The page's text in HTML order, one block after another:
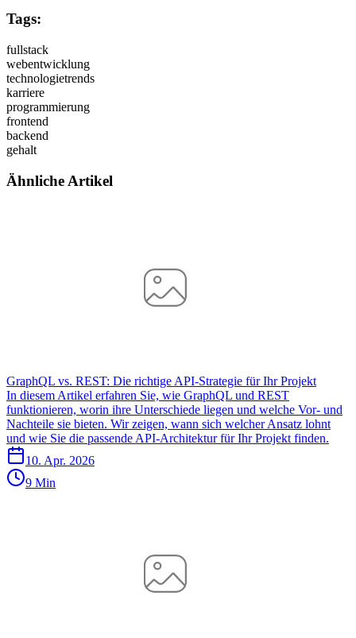
Tags:
fullstack
webentwicklung
technologietrends
karriere
programmierung
frontend
backend
gehalt
Ähnliche Artikel
GraphQL vs. REST: Die richtige API-Strategie für Ihr Projekt
In diesem Artikel erfahren Sie, wie GraphQL und REST
funktionieren, worin ihre Unterschiede liegen und welche Vor- und
Nachteile sie bieten. Wir zeigen, wann sich welcher Ansatz lohnt
und wie Sie die passende API-Architektur für Ihr Projekt finden.
10. Apr. 2026
9 Min